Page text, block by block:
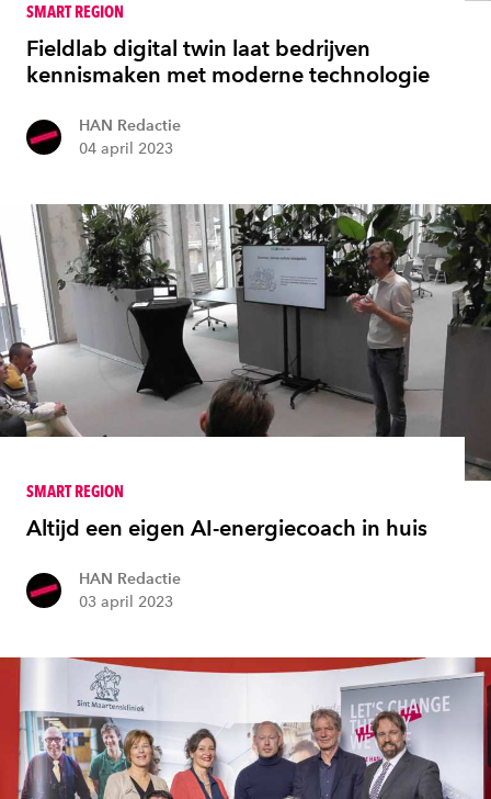
SMART REGION
Fieldlab digital twin laat bedrijven
kennismaken met moderne technologie
HAN Redactie
04 april 2023
SMART REGION
Altijd een eigen AI-energiecoach in huis
HAN Redactie
03 april 2023